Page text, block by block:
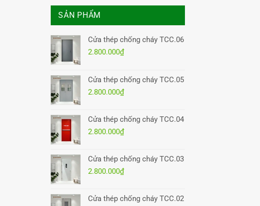
SẢN PHẨM
Cửa thép chống cháy TCC.06
2.800.000₫
Cửa thép chống cháy TCC.05
2.800.000₫
Cửa thép chống cháy TCC.04
2.800.000₫
Cửa thép chống cháy TCC.03
2.800.000₫
Cửa thép chống cháy TCC.02